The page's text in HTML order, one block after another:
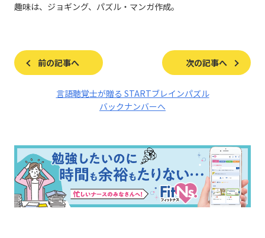
趣味は、ジョギング、パズル・マンガ作成。
前の記事へ 次の記事へ
言語聴覚士が贈る STARTブレインパズル
バックナンバーへ